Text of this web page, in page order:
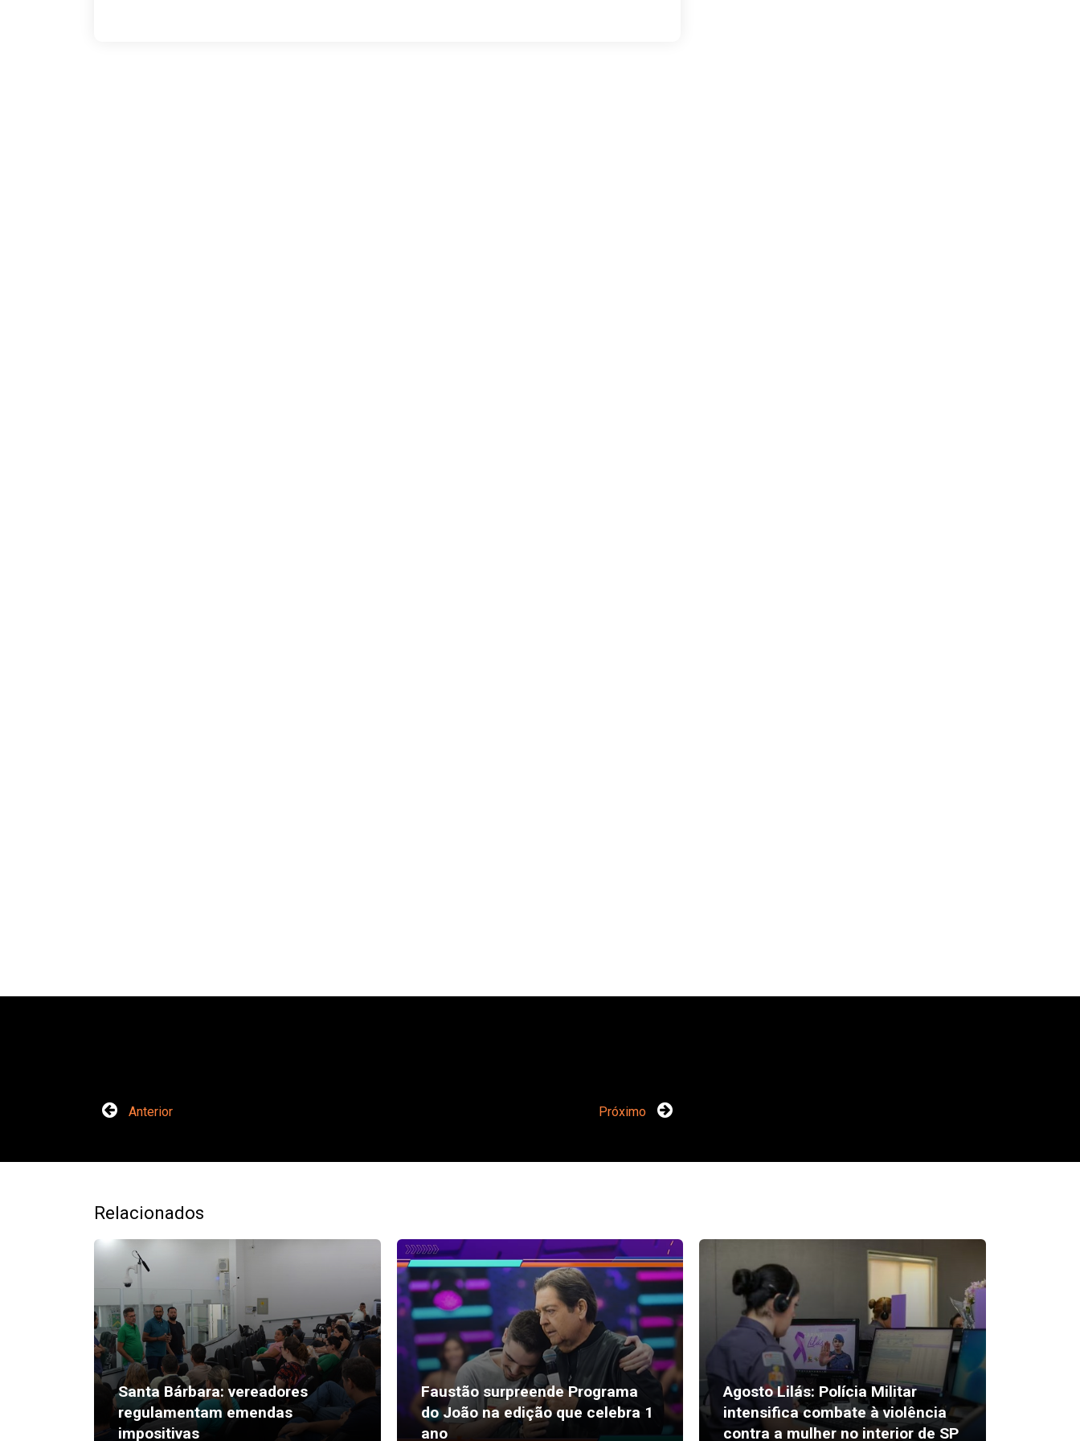
Anterior Próximo
Relacionados
Santa Bárbara: vereadores
regulamentam emendas
impositivas
Faustão surpreende Programa
do João na edição que celebra 1
ano
Agosto Lilás: Polícia Militar
intensifica combate à violência
contra a mulher no interior de SP